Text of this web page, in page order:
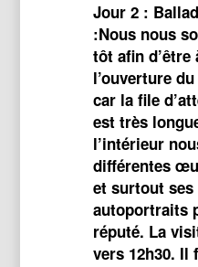
Jour 2 :
: ​ ​Nous nous
tôt afin d’être
l’ouverture
car la file
est très
l’intérieur
différentes
et surtout
autoportraits
réputé. La
vers 12h30.